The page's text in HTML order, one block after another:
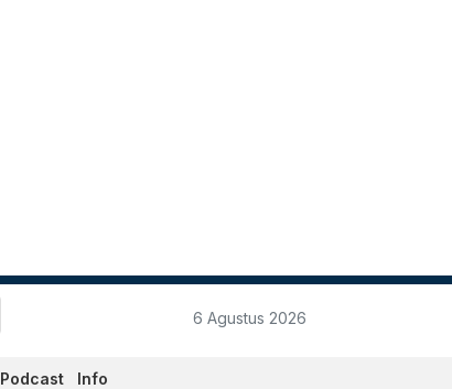
6 Agustus 2026
Podcast Info